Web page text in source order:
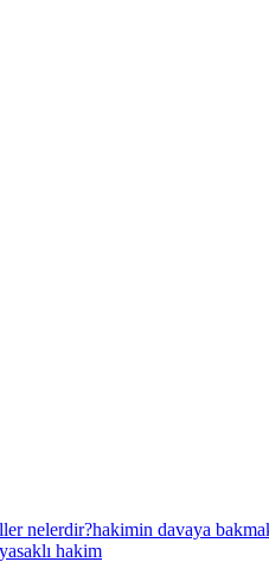
nelerdir?hakimin davaya
yasaklı hakim